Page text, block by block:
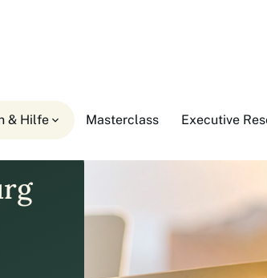
& Hilfe Masterclass Executive